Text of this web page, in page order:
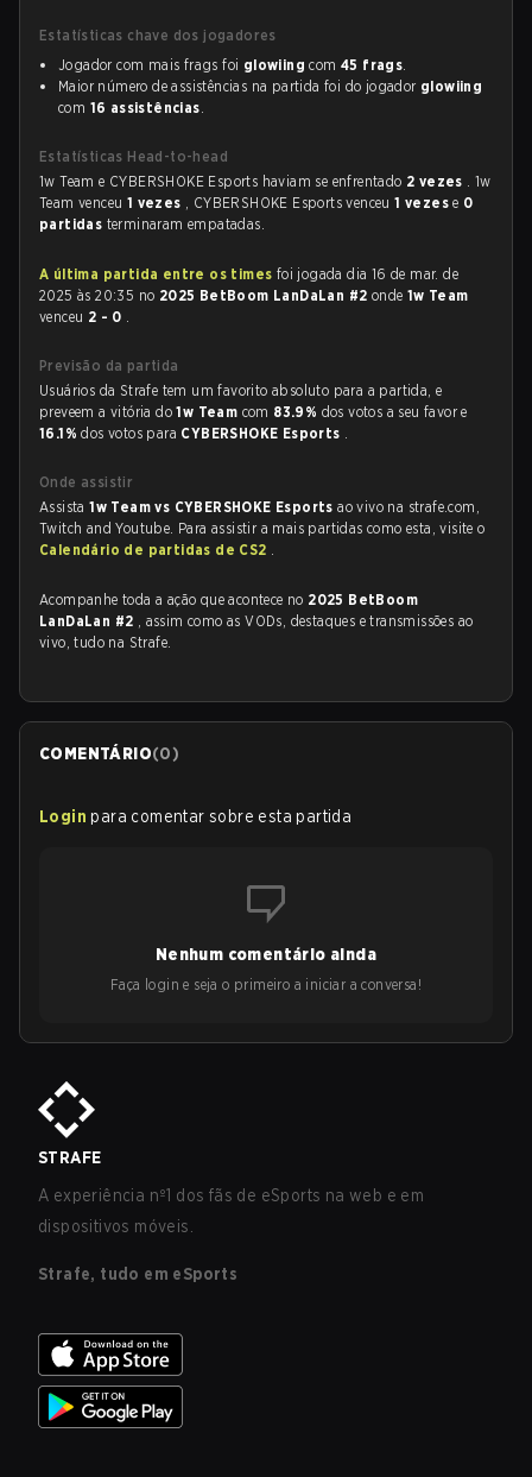
Estatísticas chave dos jogadores
Jogador com mais frags foi glowiing com45 frags.
Maior número de assistências na partida foi do jogador glowiing
com 16 assistências.
Estatísticas Head-to-head
1w Team e CYBERSHOKE Esports haviam se enfrentado 2 vezes . 1w
Team venceu 1 vezes , CYBERSHOKE Esports venceu1 vezese 0
partidas terminaram empatadas.
A última partida entre os times foi jogada dia 16 de mar. de
2025 às 20:35 no 2025 BetBoom LanDaLan #2 onde 1w Team
venceu 2 - 0 .
Previsão da partida
Usuários da Strafe tem um favorito absoluto para a partida, e
preveem a vitória do1w Team com 83.9% dos votos a seu favor e
16.1%dos votos para CYBERSHOKE Esports .
Onde assistir
Assista1w Team vs CYBERSHOKE Esportsao vivo na strafe.com,
Twitch and Youtube. Para assistir a mais partidas como esta, visite o
Calendário de partidas de CS2 .
Acompanhe toda a ação que acontece no 2025 BetBoom
LanDaLan #2 , assim como as VODs, destaques e transmissões ao
vivo, tudo na Strafe.
COMENTÁRIO(0)
Login para comentar sobre esta partida
Nenhum comentário ainda
Faça login e seja o primeiro a iniciar a conversa!
STRAFE
A experiência nº1 dos fãs de eSports na web e em
dispositivos móveis.
Strafe, tudo em eSports